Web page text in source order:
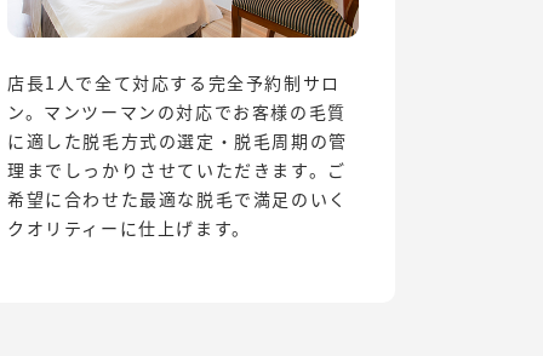
店長1人で全て対応する完全予約制サロ
ン。マンツーマンの対応でお客様の毛質
に適した脱毛方式の選定・脱毛周期の管
理までしっかりさせていただきます。ご
希望に合わせた最適な脱毛で満足のいく
クオリティーに仕上げます。